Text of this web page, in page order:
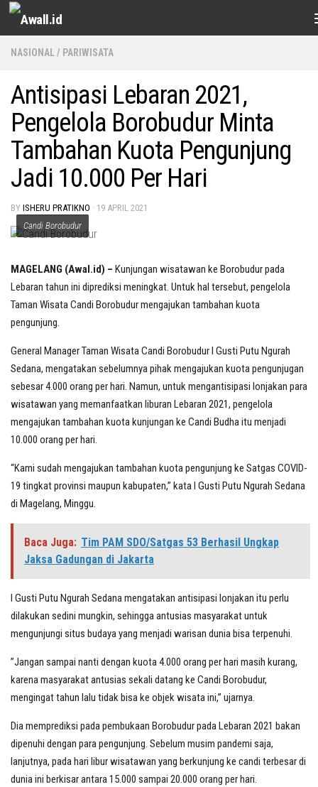
Skip to content
NASIONAL/ PARIWISATA
Antisipasi Lebaran 2021,
Pengelola Borobudur Minta
Tambahan Kuota Pengunjung
Jadi 10.000 Per Hari
BY ISHERU PRATIKNO · 19 APRIL 2021
Candi Borobudur
MAGELANG (Awal.id) – Kunjungan wisatawan ke Borobudur pada
Lebaran tahun ini diprediksi meningkat. Untuk hal tersebut, pengelola
Taman Wisata Candi Borobudur mengajukan tambahan kuota
pengunjung.
General Manager Taman Wisata Candi Borobudur I Gusti Putu Ngurah
Sedana, mengatakan sebelumnya pihak mengajukan kuota pengunjugan
sebesar 4.000 orang per hari. Namun, untuk mengantisipasi lonjakan para
wisatawan yang memanfaatkan liburan Lebaran 2021, pengelola
mengajukan tambahan kuota kunjungan ke Candi Budha itu menjadi
10.000 orang per hari.
“Kami sudah mengajukan tambahan kuota pengunjung ke Satgas COVID-
19 tingkat provinsi maupun kabupaten,” kata I Gusti Putu Ngurah Sedana
di Magelang, Minggu.
Baca Juga: Tim PAM SDO/Satgas 53 Berhasil Ungkap
Jaksa Gadungan di Jakarta
I Gusti Putu Ngurah Sedana mengatakan antisipasi lonjakan itu perlu
dilakukan sedini mungkin, sehingga antusias masyarakat untuk
mengunjungi situs budaya yang menjadi warisan dunia bisa terpenuhi.
”Jangan sampai nanti dengan kuota 4.000 orang per hari masih kurang,
karena masyarakat antusias sekali datang ke Candi Borobudur,
mengingat tahun lalu tidak bisa ke objek wisata ini,” ujarnya.
Dia memprediksi pada pembukaan Borobudur pada Lebaran 2021 bakan
dipenuhi dengan para pengunjung. Sebelum musim pandemi saja,
lanjutnya, pada hari libur wisatawan yang berkunjung ke candi terbesar di
dunia ini berkisar antara 15.000 sampai 20.000 orang per hari.